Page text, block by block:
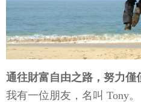
通往財富自由之路，努力僅
我有一位朋友，名叫 Tony。